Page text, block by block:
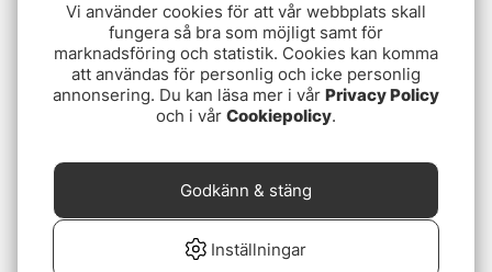
Vi använder cookies för att vår webbplats skall
fungera så bra som möjligt samt för
marknadsföring och statistik. Cookies kan komma
att användas för personlig och icke personlig
annonsering. Du kan läsa mer i vår Privacy Policy
och i vår Cookiepolicy.
Inställningar
Godkänn & stäng